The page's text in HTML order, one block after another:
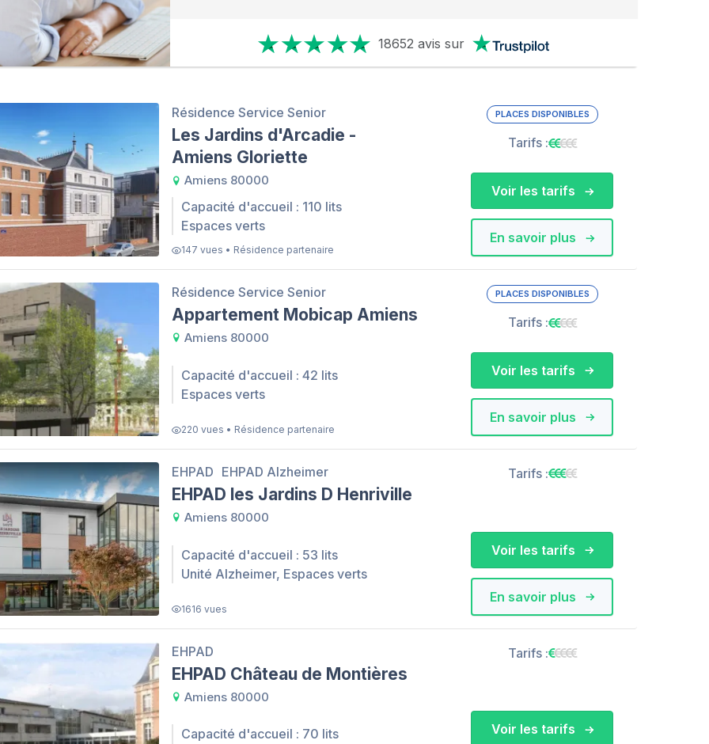
18652 avis sur
Résidence Service Senior
Les Jardins d'Arcadie -
Amiens Gloriette
Amiens 80000
Capacité d'accueil : 110 lits
Espaces verts
147 vues • Résidence partenaire
PLACES DISPONIBLES
Tarifs :
En savoir plus
Voir les tarifs
Résidence Service Senior
Appartement Mobicap Amiens
Amiens 80000
Capacité d'accueil : 42 lits
Espaces verts
220 vues • Résidence partenaire
PLACES DISPONIBLES
Tarifs :
En savoir plus
Voir les tarifs
EHPAD EHPAD Alzheimer
EHPAD les Jardins D Henriville
Amiens 80000
Capacité d'accueil : 53 lits
Unité Alzheimer, Espaces verts
1616 vues
Tarifs :
En savoir plus
Voir les tarifs
EHPAD
EHPAD Château de Montières
Amiens 80000
Capacité d'accueil : 70 lits
Tarifs :
Voir les tarifs